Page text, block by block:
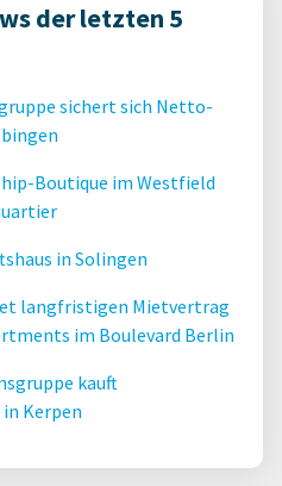
der letzten 5
sichert sich Netto-
Boutique im Westfield
in Solingen
langfristigen Mietvertrag
im Boulevard Berlin
kauft
Kerpen